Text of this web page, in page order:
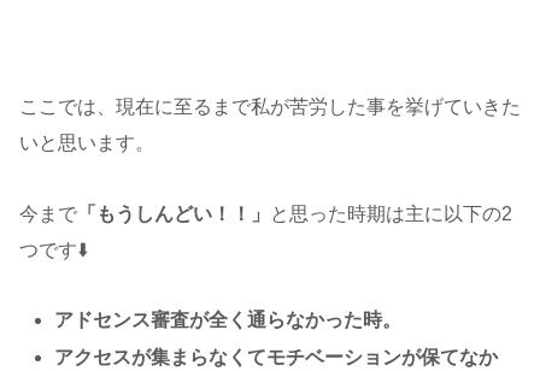
ここでは、現在に至るまで私が苦労した事を挙げていきた
いと思います。
今まで 「もうしんどい！！」
と思った時期は主に以下の2
つです⬇️
アドセンス審査が全く通らなかった時。
アクセスが集まらなくてモチベーションが保てなか